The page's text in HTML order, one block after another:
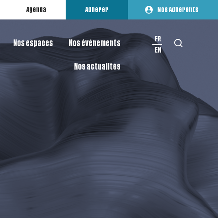
Agenda Adhérer Nos Adhérents
FR
EN
et recruter
en visibilité
Nos espaces Nos événements
Nos actualités